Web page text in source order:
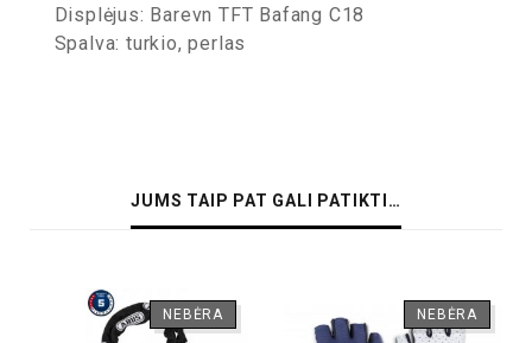
Displėjus: Barevn TFT Bafang C18
Spalva: turkio, perlas
JUMS TAIP PAT GALI PATIKTI…
NEBĖRA NEBĖRA